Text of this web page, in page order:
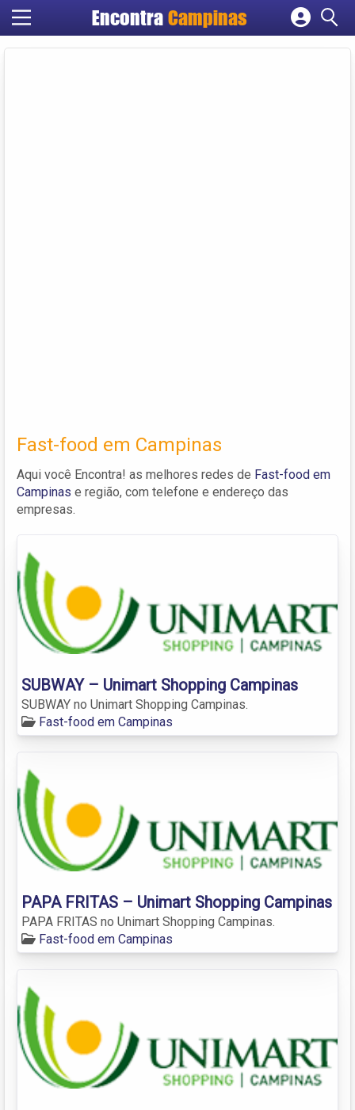
Encontra Campinas
Cadastrar empresa
Fast-food em Campinas
Aqui você Encontra! as melhores redes de Fast-food em
Campinas e região, com telefone e endereço das
empresas.
SUBWAY – Unimart Shopping Campinas
SUBWAY no Unimart Shopping Campinas.
Fast-food em Campinas
PAPA FRITAS – Unimart Shopping Campinas
PAPA FRITAS no Unimart Shopping Campinas.
Fast-food em Campinas